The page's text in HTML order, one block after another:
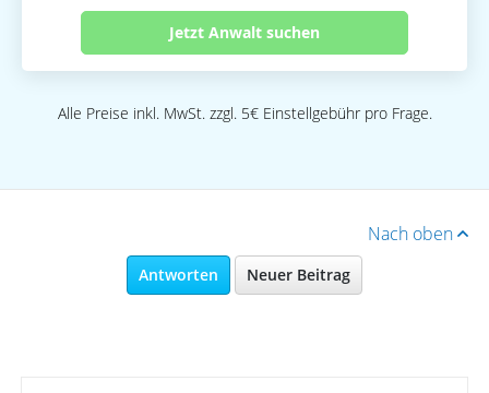
Jetzt Anwalt suchen
Alle Preise inkl. MwSt. zzgl. 5€ Einstellgebühr pro Frage.
Nach oben
Antworten Neuer Beitrag